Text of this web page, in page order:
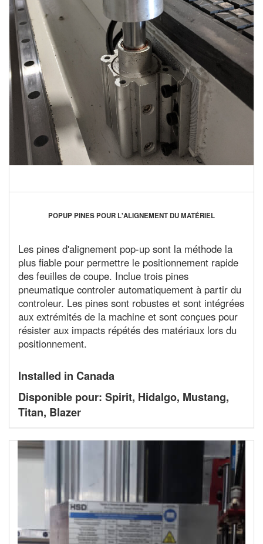
POPUP PINES POUR L'ALIGNEMENT DU MATÉRIEL
Les pines d'alignement pop-up sont la méthode la
plus fiable pour permettre le positionnement rapide
des feuilles de coupe. Inclue trois pines
pneumatique controler automatiquement à partir du
controleur. Les pines sont robustes et sont intégrées
aux extrémités de la machine et sont conçues pour
résister aux impacts répétés des matériaux lors du
positionnement.
Installed in Canada
Disponible pour: Spirit, Hidalgo, Mustang,
Titan, Blazer